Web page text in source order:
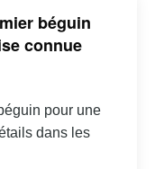
béguin
connue
pour une
dans les